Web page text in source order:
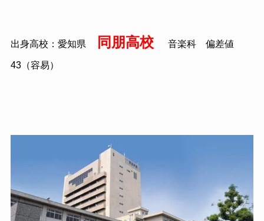
出身高校：愛知県 同朋高校 音楽科 偏差値
43（容易）